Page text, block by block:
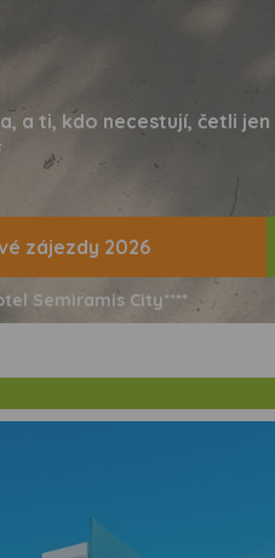
a ti, kdo necestují, četli
Semiramis City****
zájezdy 2026